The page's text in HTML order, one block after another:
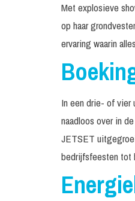
Met explosieve
op haar
ervaring waarin
In een drie- of vier
naadloos over in
JETSET
bedrijfsfeesten tot